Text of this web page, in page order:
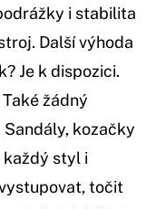
i stabilita
Další výhoda
Je k dispozici.
žádný
Sandály, kozačky
každý styl i
točit